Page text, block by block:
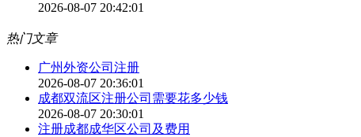
2026-08-07 20:42:01
热门文章
广州外资公司注册
2026-08-07 20:36:01
成都双流区注册公司需要花多少钱
2026-08-07 20:30:01
注册成都成华区公司及费用